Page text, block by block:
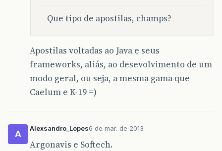
Que tipo de apostilas, champs?
Apostilas voltadas ao Java e seus
frameworks, aliás, ao desevolvimento de um
modo geral, ou seja, a mesma gama que
Caelum e K-19 =)
A
Alexsandro_Lopes6 de mar. de 2013
Argonavis e Softech.